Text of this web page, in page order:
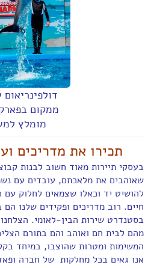
ממקום
מומלץ
תכירו את מדריכים
בעסקי תיירות מאוד חשוב לבנות
שאוהבים את מלאכתם, עובדים עם
להושיט יד וכאלו שצמאים לחלוק
חיים. רוב מדריכים ופקידים שלנו
בסטנדרט שירות הבין-לאומי.
מהם לבית חם ואוהב והם בתורם
המשימות ומטרות שהוצבו, במיחד
אנו גאים בכל מחלקות של חברה